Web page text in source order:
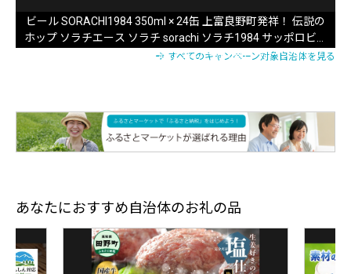
ビール SORACHI1984 350ml × 24缶 上富良野町発祥！ 伝説の
ホップ ソラチエース ソラチ sorachi ソラチ1984 サッポロビー
ル サッポロ 地ビール お酒 酒 アルコール (有)リカーショップすべてのキャンペーン対象自治体を見る
あなたにおすすめ自治体のお礼の品